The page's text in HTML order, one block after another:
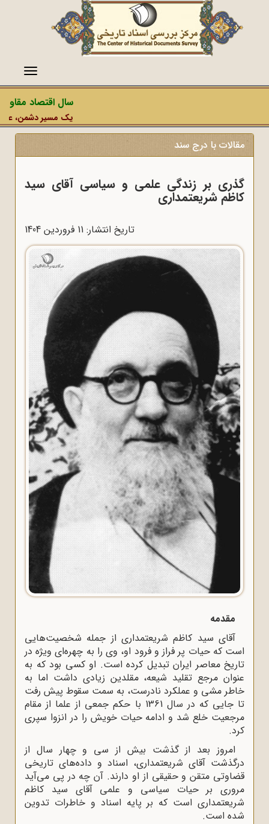
منو
سال اقتصاد
یک مسیر دشمن،
مقالات با درج سند
گذری بر زندگی علمی و سیاسی آقای سید
کاظم شریعتمداری
تاریخ انتشار: 11 فروردين 1404
مقدمه
آقای سید کاظم شریعتمداری از جمله شخصیت‌هایی
است که حیات پر فراز و فرود او، وی را به چهره‌ای ویژه در
تاریخ معاصر ایران تبدیل کرده است. او کسی بود که به
عنوان مرجع تقلید شیعه، مقلدین زیادی داشت اما به
خاطر مشی و عملکرد نادرست، به سمت سقوط پیش رفت
تا جایی که در سال 1361 با حکم جمعی از علما از مقام
مرجعیت خلع شد و ادامه حیات خویش را در انزوا سپری
کرد.
امروز بعد از گذشت بیش از سی و چهار سال از
درگذشت آقای شریعتمداری، اسناد و داده‌های تاریخی
قضاوتی متقن و حقیقی از او دارند. آن چه در پی می‌آید
مروری بر حیات سیاسی و علمی آقای سید کاظم
شریعتمداری است که بر پایه اسناد و خاطرات تدوین
شده است.